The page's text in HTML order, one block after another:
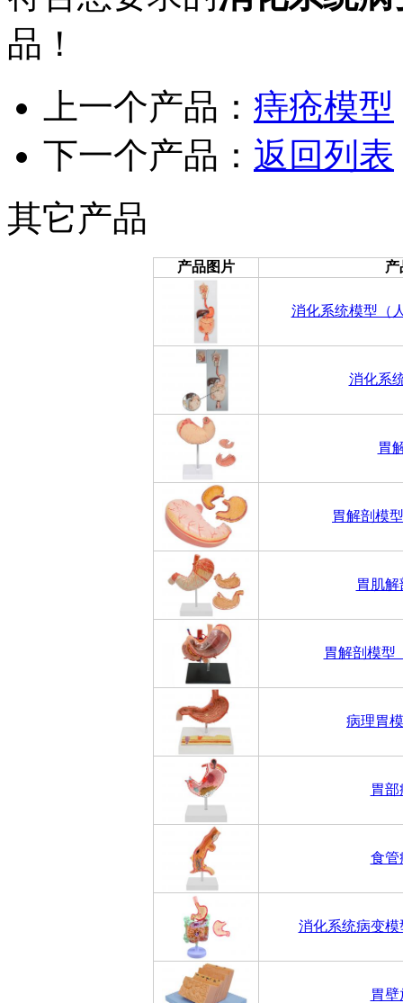
品！
上一个产品： 痔疮模型
下一个产品： 返回列表
其它产品
产品图片 产
消化系统模型（
消化系
胃
胃解剖模
胃肌
胃解剖模型
病理胃
胃
食管
消化系统病变
胃